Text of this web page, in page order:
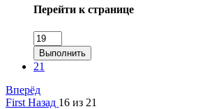
Перейти к странице
Выполнить
21
Вперёд
First Назад 16 из 21